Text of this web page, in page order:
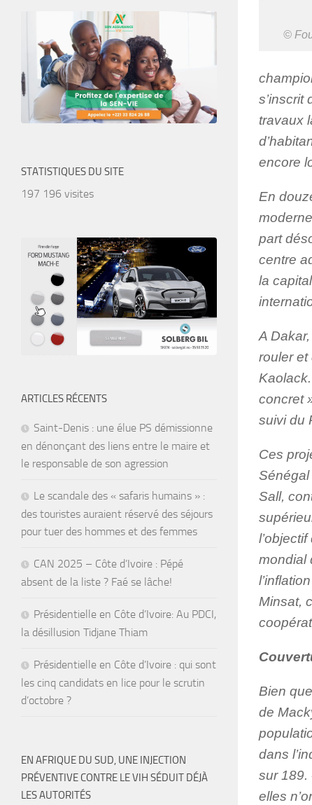
©
s’inscrit
travaux
encore
En
part
centre
la
A
rouler et
concret
suivi du
Ces
Sénégal
Sall,
mondial
Minsat,
Bien
de
dans
sur 189.
elles
STATISTIQUES DU SITE
197 196 visites
ARTICLES RÉCENTS
Saint-Denis : une élue PS démissionne
en dénonçant des liens entre le maire et
le responsable de son agression
Le scandale des « safaris humains » :
des touristes auraient réservé des séjours
pour tuer des hommes et des femmes
CAN 2025 – Côte d’Ivoire : Pépé
absent de la liste ? Faé se lâche!
Présidentielle en Côte d’Ivoire: Au PDCI,
la désillusion Tidjane Thiam
Présidentielle en Côte d’Ivoire : qui sont
les cinq candidats en lice pour le scrutin
d’octobre ?
EN AFRIQUE DU SUD, UNE INJECTION
PRÉVENTIVE CONTRE LE VIH SÉDUIT DÉJÀ
LES AUTORITÉS